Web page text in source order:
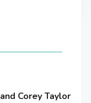
Corey Taylor